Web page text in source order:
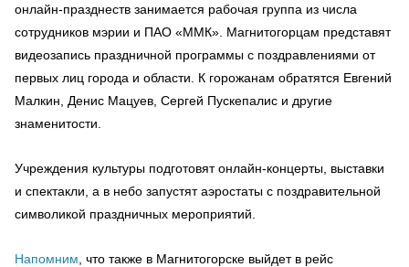
онлайн-празднеств занимается рабочая группа из числа
сотрудников мэрии и ПАО «ММК». Магнитогорцам представят
видеозапись праздничной программы с поздравлениями от
первых лиц города и области. К горожанам обратятся Евгений
Малкин, Денис Мацуев, Сергей Пускепалис и другие
знаменитости.
Учреждения культуры подготовят онлайн-концерты, выставки
и спектакли, а в небо запустят аэростаты с поздравительной
символикой праздничных мероприятий.
Напомним , что также в Магнитогорске выйдет в рейс